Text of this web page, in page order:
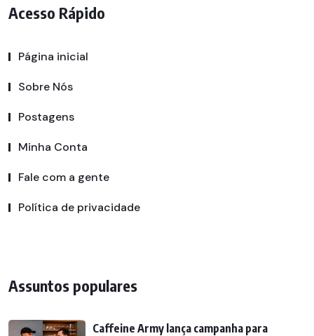
Acesso Rápido
Página inicial
Sobre Nós
Postagens
Minha Conta
Fale com a gente
Política de privacidade
Assuntos populares
Caffeine Army lança campanha para